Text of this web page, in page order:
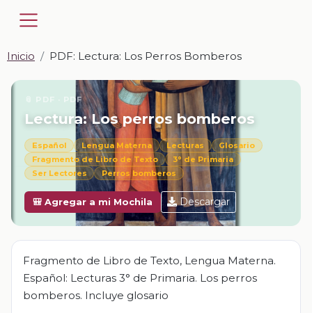
Inicio PDF: Lectura: Los Perros Bomberos
📎 PDF · PDF
Lectura: Los perros bomberos
Español Lengua Materna Lecturas
Glosario
Fragmento de Libro de Texto
3° de Primaria
Ser Lectores
Perros bomberos
🎒 Agregar a mi Mochila Descargar
Fragmento de Libro de Texto, Lengua Materna.
Español: Lecturas 3° de Primaria. Los perros
bomberos. Incluye glosario